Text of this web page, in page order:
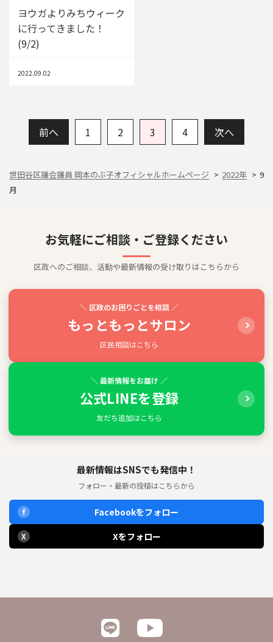
ヨウガよりみちウィーク
に行ってきました！
(9/2)
2022.09.02
前へ 1 2 3 4 次へ
世田谷区議会議員 岡本のぶ子オフィシャルホームページ 2022年
9
月
お気軽にご相談・ご登録ください
区政へのご相談、活動や最新情報の受け取りはこちらから
＼ 区政のお困りごとを相談 ／
もっともっとサロン
区民相談はこちら
＼ 最新情報をお届け ／
公式LINEを登録
友だち追加はこちら
最新情報はSNSでも発信中！
フォロー・最新の投稿はこちらから
f Facebookをフォロー
X Xをフォロー